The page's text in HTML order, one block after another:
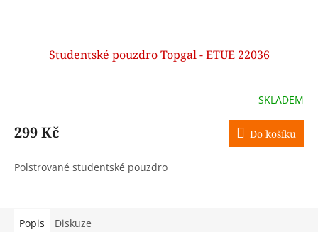
Studentské pouzdro Topgal - ETUE 22036
SKLADEM
299 Kč Do košíku
Polstrované studentské pouzdro
Popis Diskuze